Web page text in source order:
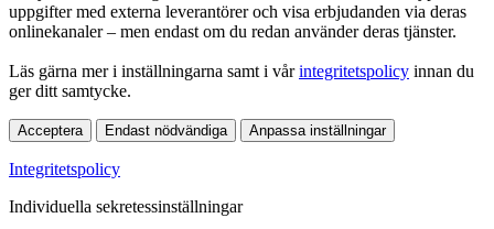
uppgifter med externa leverantörer och visa erbjudanden via deras
onlinekanaler – men endast om du redan använder deras tjänster.
Läs gärna mer i inställningarna samt i vårintegritetspolicy innan du
ger ditt samtycke.
Acceptera Endast nödvändiga Anpassa inställningar
Integritetspolicy
Individuella sekretessinställningar